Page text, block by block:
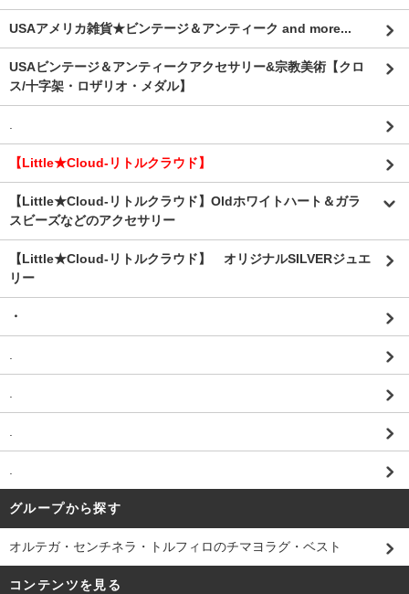
USAアメリカ雑貨★ビンテージ＆アンティーク and more...
USAビンテージ＆アンティークアクセサリー&宗教美術【クロ
ス/十字架・ロザリオ・メダル】
.
【Little★Cloud-リトルクラウド】
【Little★Cloud-リトルクラウド】Oldホワイトハート＆ガラ
スビーズなどのアクセサリー
【Little★Cloud-リトルクラウド】 オリジナルSILVERジュエ
リー
・
.
.
.
.
グループから探す
オルテガ・センチネラ・トルフィロのチマヨラグ・ベスト
コンテンツを見る